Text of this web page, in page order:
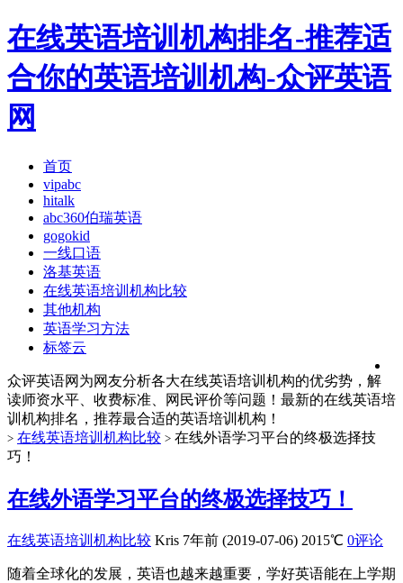
在线英语培训机构排名-推荐适
合你的英语培训机构-众评英语
网
首页
vipabc
hitalk
abc360伯瑞英语
gogokid
一线口语
洛基英语
在线英语培训机构比较
其他机构
英语学习方法
标签云
众评英语网为网友分析各大在线英语培训机构的优劣势，解
读师资水平、收费标准、网民评价等问题！最新的在线英语培
训机构排名，推荐最合适的英语培训机构！
> 在线英语培训机构比较 > 在线外语学习平台的终极选择技
巧！
在线外语学习平台的终极选择技巧！
在线英语培训机构比较 Kris 7年前 (2019-07-06) 2015℃ 0评论
随着全球化的发展，英语也越来越重要，学好英语能在上学期